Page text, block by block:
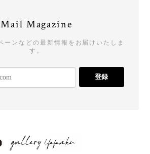
Mail Magazine
ーンなどの最新情報をお届けいたしま
す。
登録